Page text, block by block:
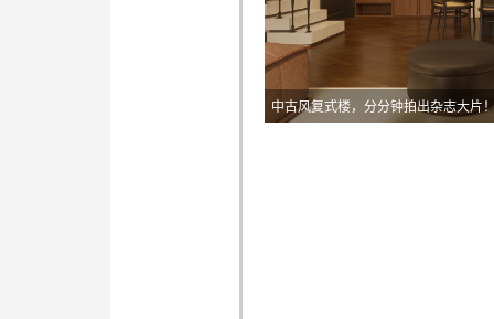
中古风复式楼，分分钟拍出杂志大片